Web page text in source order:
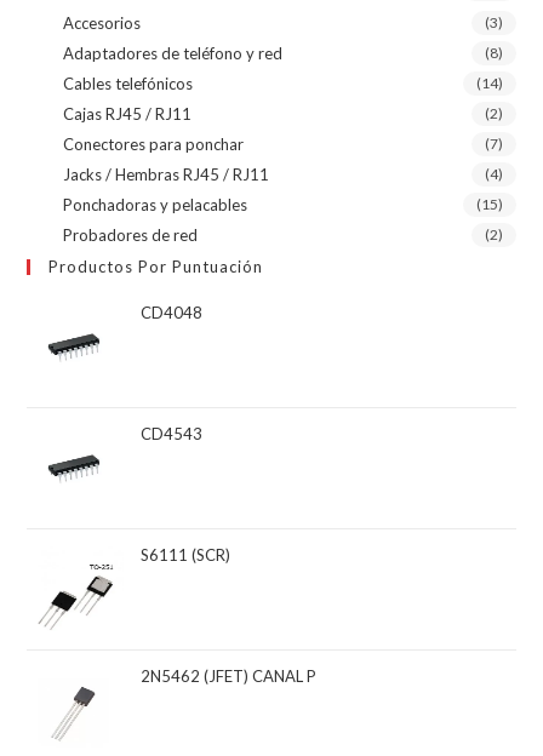
Accesorios (3)
Adaptadores de teléfono y red (8)
Cables telefónicos (14)
Cajas RJ45 / RJ11 (2)
Conectores para ponchar (7)
Jacks / Hembras RJ45 / RJ11 (4)
Ponchadoras y pelacables (15)
Probadores de red (2)
Productos Por Puntuación
CD4048
CD4543
S6111 (SCR)
2N5462 (JFET) CANAL P